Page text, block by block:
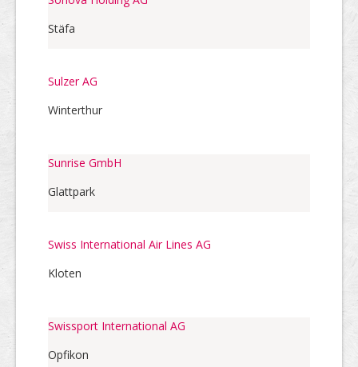
Stäfa
Sulzer AG
Winterthur
Sunrise GmbH
Glattpark
Swiss International Air Lines AG
Kloten
Swissport International AG
Opfikon